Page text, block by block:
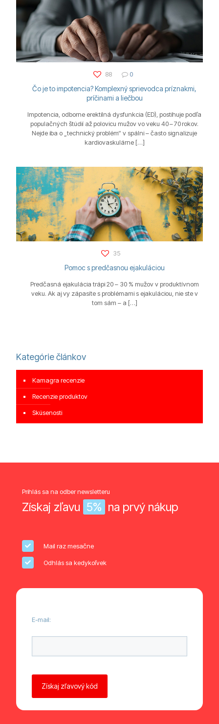
88 0
Čo je to impotencia? Komplexný sprievodca príznakmi,
príčinami a liečbou
Impotencia, odborne erektilná dysfunkcia (ED), postihuje podľa
populačných štúdií až polovicu mužov vo veku 40 – 70 rokov.
Nejde iba o „technický problém“ v spálni – často signalizuje
kardiovaskulárne[…]
35
Pomoc s predčasnou ejakuláciou
Predčasná ejakulácia trápi 20 – 30 % mužov v produktívnom
veku. Ak aj vy zápasíte s problémami s ejakuláciou, nie ste v
tom sám – a […]
Kategórie článkov
Kamagra recenzie
Recenzie produktov
Skúsenosti
Prihlás sa na odber newsletteru
Získaj zľavu 5% na prvý nákup
Mail raz mesačne
Odhlás sa kedykoľvek
E-mail: